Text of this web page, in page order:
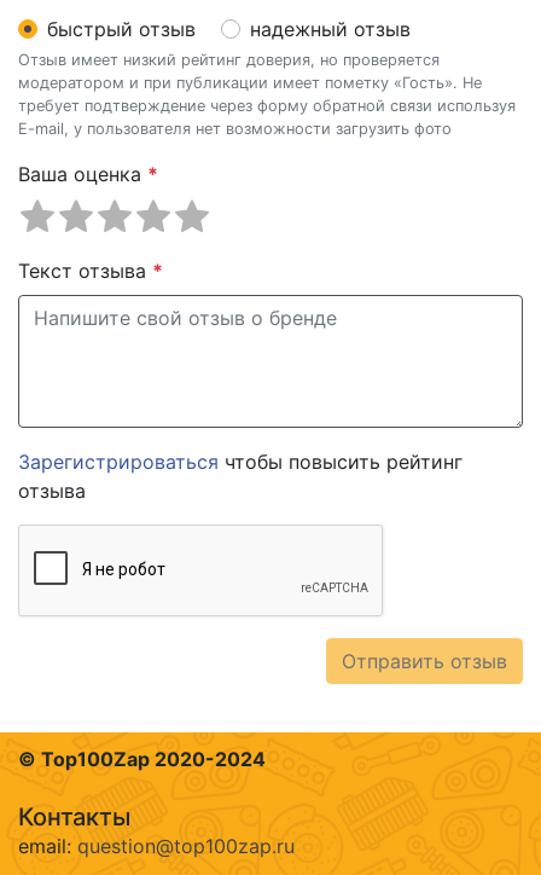
быстрый отзыв надежный отзыв
Отзыв имеет низкий рейтинг доверия, но проверяется
модератором и при публикации имеет пометку «Гость». Не
требует подтверждение через форму обратной связи используя
E-mail, у пользователя нет возможности загрузить фото
Ваша оценка *
Текст отзыва *
Зарегистрироваться чтобы повысить рейтинг
отзыва
Отправить отзыв
© Top100Zap 2020-2024
Контакты
email: question@top100zap.ru